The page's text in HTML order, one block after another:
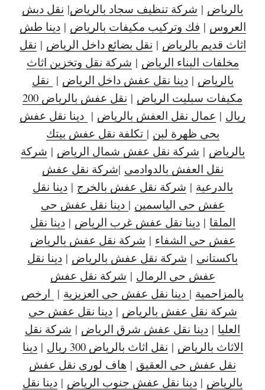
بالرياض | شركة تنظيف سجاد بالرياض| نقل دبش
العروس | فك وتركيب مكيفات بالرياض |دينا طش
اثاث قديم بالرياض | نقل بضائع داخل الرياض | نقل
مخلفات البناء الرياض | شركة نقل وتخزين اثاث
بالرياض |دينا نقل عفش داخل الرياض | نقل
مكيفات سبليت الرياض |
نقل عفش بالرياض 200
ريال | عمال نقل العفش بالرياض | دينا نقل عفش
بحي ظهرة لبن | تكلفة نقل عفش بيتك
بالرياض | شركة نقل عفش شمال الرياض | شركة
نقل العفش بالدوادمي |شركة نقل عفش
بالدرعية | شركة نقل عفش بالخرج |دينا نقل
عفش حي الياسمين | دينا نقل عفش حي
الملقا |دينا نقل عفش غرب الرياض |دينا نقل
عفش حي الشفاء | شركة نقل عفش بالرياض
باكستاني | شركة نقل عفش بالرياض | دينا نقل
عفش حي الرمال | شركة نقل عفش
بالمزاحمية | دينا نقل عفش حي العزيزية | ارخص
شركة نقل عفش بالرياض |دينا نقل عفش حي
العليا | دينا نقل عفش شرق الرياض | شركة نقل
الاثاث بالرياض | نقل اثاث بالرياض 300 ريال |دينا
نقل عفش حي العقيق | هاف لوري نقل عفش
بالرياض | دينا نقل عفش جنوب الرياض | دينا نقل